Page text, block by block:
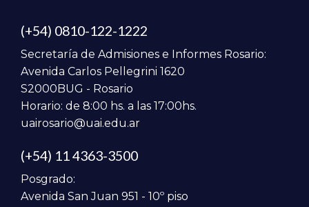
(+54) 0810-122-1222
Secretaría de Admisiones e Informes Rosario:
Avenida Carlos Pellegrini 1620
S2000BUG - Rosario
Horario: de 8:00 hs. a las 17:00hs.
uairosario@uai.edu.ar
(+54) 11 4363-3500
Posgrado:
Avenida San Juan 951 - 10º piso